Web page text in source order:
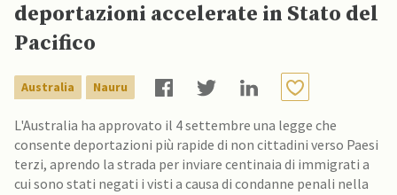
deportazioni accelerate in Stato del
Pacifico
Australia Nauru
L'Australia ha approvato il 4 settembre una legge che
consente deportazioni più rapide di non cittadini verso Paesi
terzi, aprendo la strada per inviare centinaia di immigrati a
cui sono stati negati i visti a causa di condanne penali nella